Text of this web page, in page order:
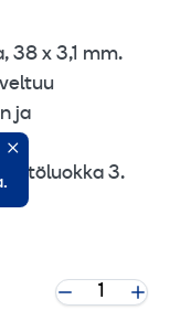
38 x 3,1 mm.
ja
3.